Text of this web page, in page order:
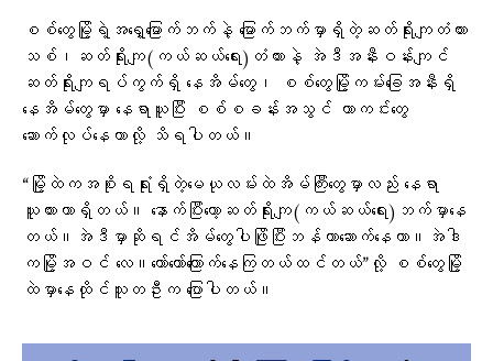
စစ်တွေမြို့ရဲ့အရှေ့မြောက်ဘက်နဲ့ မြောက်ဘက်မှာရှိတဲ့ဆတ်ရိုးကျတံတား
သစ်၊ဆတ်ရိုးကျ(ကယ်ဆယ်ရေး)တံတားနဲ့ အဲဒီအနီးဝန်းကျင်
ဆတ်ရိုးကျရပ်ကွက်ရှိ နေအိမ်တွေ၊ စစ်တွေမြို့ကမ်းခြေအနီးရှိ
နေအိမ်တွေမှာ နေရာယူပြီး စစ်စခန်းအသွင် ကာကင်းတွေ
ဆောက်လုပ်နေတာလို့ သိရပါတယ်။
“မြို့ထဲကအစိုးရရုံးရှိတဲ့မေယုလမ်းထဲအိမ်ကြီးတွေမှာလည်း နေရာ
ယူထားတာရှိတယ်။ နောက်ပြီးတော့ဆတ်ရိုးကျ(ကယ်ဆယ်ရေး)ဘက်မှာနေ
တယ်။အဲဒီမှာဆိုရင်အိမ်တွေပါဖြိုပြီးဘန်ကာဆောက်နေတာ။အဲဒါ
ကမြို့အဝင် လေ။တော်တော်ကြောက်နေကြတယ်ထင်တယ်”လို့ စစ်တွေမြို့
ထဲမှာနေထိုင်သူတဦးက ပြောပါတယ်။